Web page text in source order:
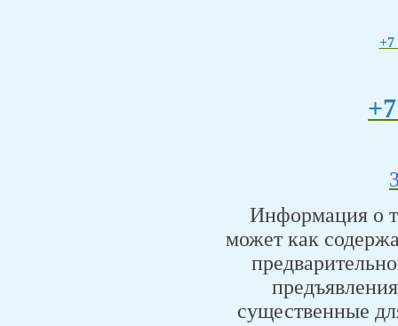
+7
Информация о
может как
существенные